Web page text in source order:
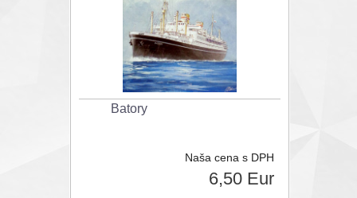
Batory
Naša cena s DPH
6,50 Eur